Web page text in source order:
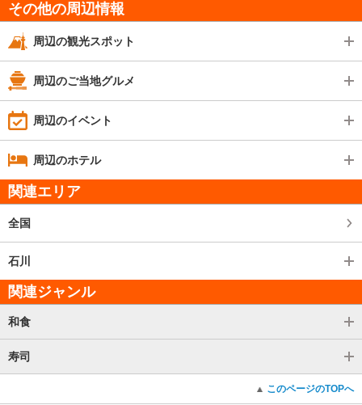
その他の周辺情報
周辺の観光スポット
周辺のご当地グルメ
周辺のイベント
周辺のホテル
関連エリア
全国
石川
関連ジャンル
和食
寿司
このページのTOPへ